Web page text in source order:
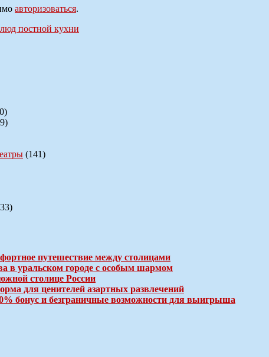
авторизоваться.
постной кухни
(141)
путешествие между столицами
в уральском городе с особым шармом
столице России
для ценителей азартных развлечений
бонус и безграничные возможности для выигрыша